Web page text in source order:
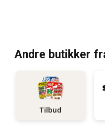
Andre butikker
Tilbud